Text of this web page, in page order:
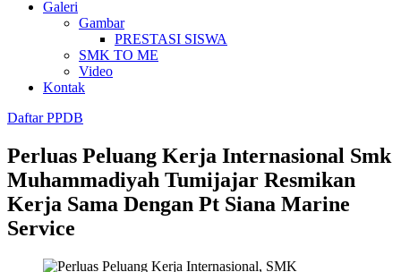
Galeri
Gambar
PRESTASI SISWA
SMK TO ME
Video
Kontak
Daftar PPDB
Perluas Peluang Kerja Internasional Smk
Muhammadiyah Tumijajar Resmikan
Kerja Sama Dengan Pt Siana Marine
Service